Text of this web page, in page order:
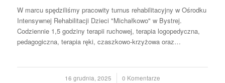
W marcu spędziliśmy pracowity turnus rehabilitacyjny w Ośrodku
Intensywnej Rehabilitacji Dzieci "Michałkowo" w Bystrej.
Codziennie 1,5 godziny terapii ruchowej, terapia logopedyczna,
pedagogiczna, terapia ręki, czaszkowo-krzyżowa oraz…
16 grudnia, 2025
/ 0 Komentarze